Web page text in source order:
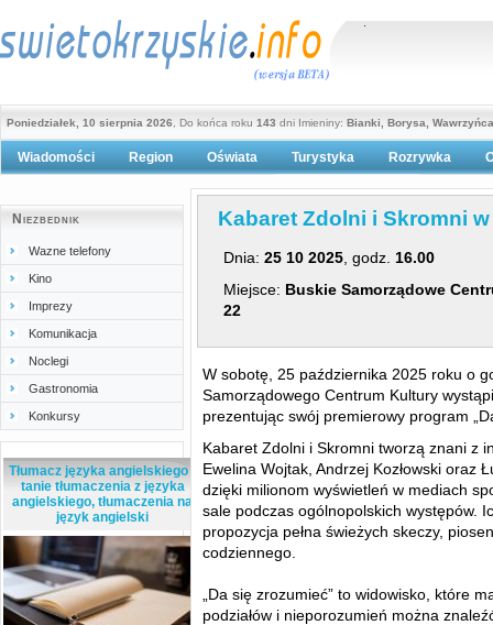
Poniedziałek, 10 sierpnia 2026 , Do końca roku 143 dni Imieniny: Bianki, Borysa, Wawrzyńca
Wiadomości Region Oświata Turystyka
Polityka prywatności
Rozrywka
Niezbednik
Wazne telefony
Kino
Imprezy
Komunikacja
Noclegi
Gastronomia
Konkursy
Tłumacz języka angielskiego -
tanie tłumaczenia z języka
angielskiego, tłumaczenia na
język angielski
Kabaret Zdolni i Skromni
Dnia: 25 10 2025, godz. 16.00
Miejsce: Buskie Samorządowe
22
W sobotę, 25 października 2025 roku o
Samorządowego Centrum Kultury
prezentując swój premierowy program
Kabaret Zdolni i Skromni tworzą znani z
Ewelina Wojtak, Andrzej Kozłowski oraz
dzięki milionom wyświetleń w mediach
sale podczas ogólnopolskich występów.
propozycja pełna świeżych skeczy,
codziennego.
„Da się zrozumieć” to widowisko, które
podziałów i nieporozumień można